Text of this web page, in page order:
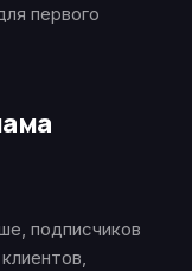
первого
подписчиков